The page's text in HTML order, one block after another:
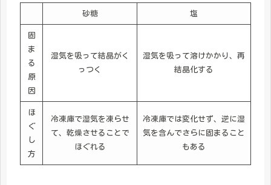
砂糖 塩
固
ま
る
原
因
湿気を吸って結晶がく
っつく
湿気を吸って溶けかかり、再
結晶化する
ほ
ぐ
し
方
冷凍庫で湿気を凍らせ
て、乾燥させることで
ほぐれる
冷凍庫では変化せず、逆に湿
気を含んでさらに固まること
もある